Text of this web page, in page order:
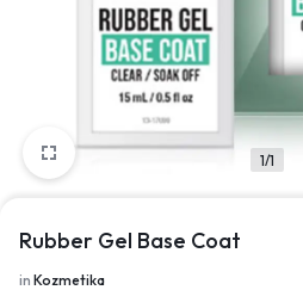
1/1
Rubber Gel Base Coat
in Kozmetika